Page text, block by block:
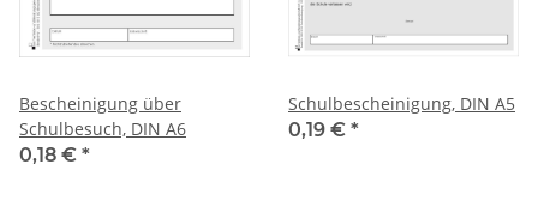
Bescheinigung über
Schulbesuch, DIN A6
0,18 € *
Schulbescheinigung, DIN A5
0,19 € *